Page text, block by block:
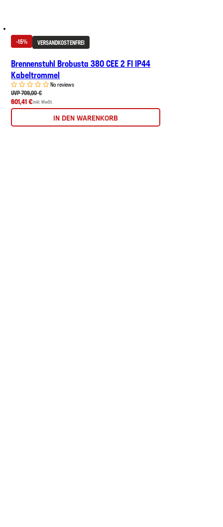
-15% VERSANDKOSTENFREI
Brennenstuhl Brobusta 380 CEE 2 FI IP44
Kabeltrommel
No reviews
UVP 709,00 €
601,41 €inkl. MwSt.
IN DEN WARENKORB